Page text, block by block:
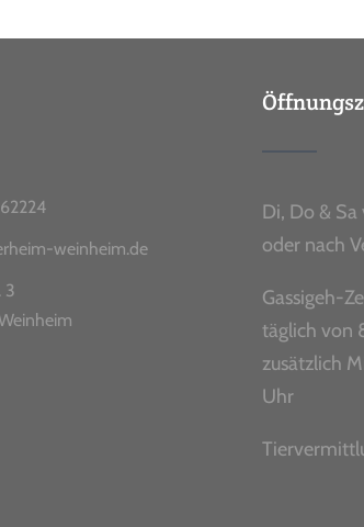
weinheim.de
3
Di, Do &
oder nach
Gassigeh-
täglich von
zusätzlich
Uhr